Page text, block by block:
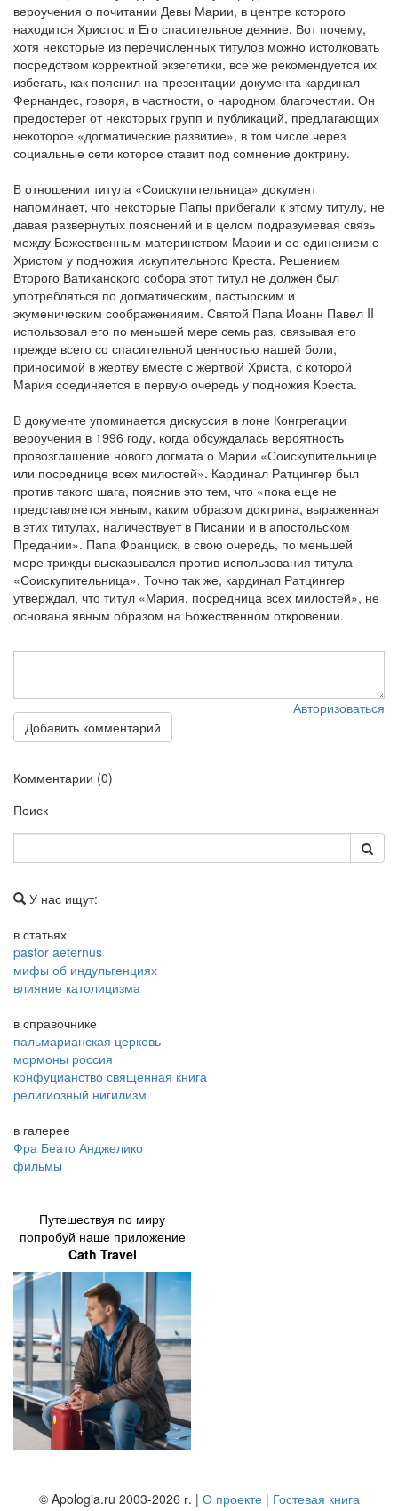
вероучения о почитании Девы Марии, в центре которого
находится Христос и Его спасительное деяние. Вот почему,
хотя некоторые из перечисленных титулов можно истолковать
посредством корректной экзегетики, все же рекомендуется их
избегать, как пояснил на презентации документа кардинал
Фернандес, говоря, в частности, о народном благочестии. Он
предостерег от некоторых групп и публикаций, предлагающих
некоторое «догматические развитие», в том числе через
социальные сети которое ставит под сомнение доктрину.
В отношении титула «Соискупительница» документ
напоминает, что некоторые Папы прибегали к этому титулу, не
давая развернутых пояснений и в целом подразумевая связь
между Божественным материнством Марии и ее единением с
Христом у подножия искупительного Креста. Решением
Второго Ватиканского собора этот титул не должен был
употребляться по догматическим, пастырским и
экуменическим соображенияим. Святой Папа Иоанн Павел II
использовал его по меньшей мере семь раз, связывая его
прежде всего со спасительной ценностью нашей боли,
приносимой в жертву вместе с жертвой Христа, с которой
Мария соединяется в первую очередь у подножия Креста.
В документе упоминается дискуссия в лоне Конгрегации
вероучения в 1996 году, когда обсуждалась вероятность
провозглашение нового догмата о Марии «Соискупительнице
или посреднице всех милостей». Кардинал Ратцингер был
против такого шага, пояснив это тем, что «пока еще не
представляется явным, каким образом доктрина, выраженная
в этих титулах, наличествует в Писании и в апостольском
Предании». Папа Франциск, в свою очередь, по меньшей
мере трижды высказывался против использования титула
«Соискупительница». Точно так же, кардинал Ратцингер
утверждал, что титул «Мария, посредница всех милостей», не
основана явным образом на Божественном откровении.
Авторизоваться
Добавить комментарий
Комментарии (0)
Поиск
У нас ищут:
в статьях
pastor aeternus
мифы об индульгенциях
влияние католицизма
в справочнике
пальмарианская церковь
мормоны россия
конфуцианство священная книга
религиозный нигилизм
в галерее
Фра Беато Анджелико
фильмы
Путешествуя по миру
попробуй наше приложение
Cath Travel
© Apologia.ru 2003-2026 г. | О проекте| Гостевая книга